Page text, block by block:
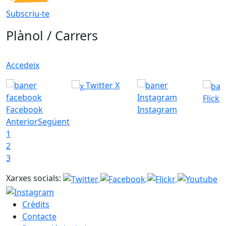
Subscriu-te
Plànol / Carrers
Accedeix
Facebook
Twitter X
Instagram
Flickr
AnteriorSegüent
1
2
3
Xarxes socials:
Crèdits
Contacte